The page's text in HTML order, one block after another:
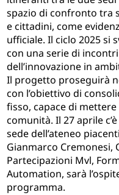
spazio di confronto tra
e cittadini, come
ufficiale. Il ciclo 2025 si
con una serie di
dell’innovazione in
Il progetto proseguirà
con l’obiettivo di
fisso, capace di
comunità. Il 27 aprile
sede dell’ateneo
Gianmarco Cremonesi,
Partecipazioni Mvl,
Automation, sarà
programma.